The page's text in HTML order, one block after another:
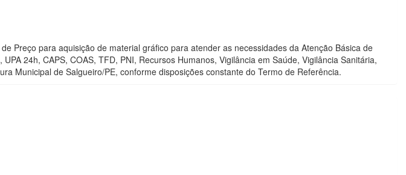
Preço para aquisição de material gráfico para atender as necessidades da Atenção Básica de
24h, CAPS, COAS, TFD, PNI, Recursos Humanos, Vigilância em Saúde, Vigilância Sanitária,
Municipal de Salgueiro/PE, conforme disposições constante do Termo de Referência.